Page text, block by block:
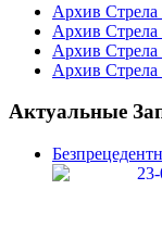
Архив Стрела
Архив Стрела
Архив Стрела
Архив Стрела
Актуальные